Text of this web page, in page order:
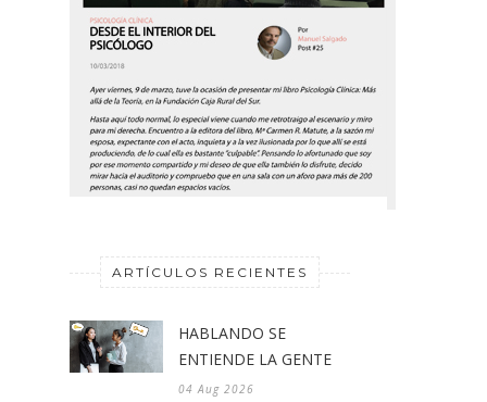
ARTÍCULOS RECIENTES
HABLANDO SE
ENTIENDE LA GENTE
04 Aug 2026